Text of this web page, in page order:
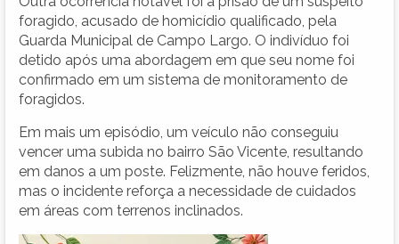
foragido, acusado de homicídio qualificado, pela
Guarda Municipal de Campo Largo. O indivíduo foi
detido após uma abordagem em que seu nome foi
confirmado em um sistema de monitoramento de
foragidos.
Em mais um episódio, um veículo não conseguiu
vencer uma subida no bairro São Vicente, resultando
em danos a um poste. Felizmente, não houve feridos,
mas o incidente reforça a necessidade de cuidados
em áreas com terrenos inclinados.